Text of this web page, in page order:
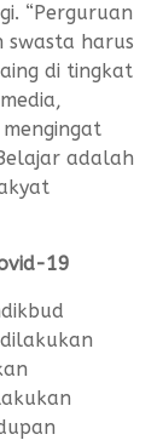
“Perguruan
swasta harus
di tingkat
adalah
19